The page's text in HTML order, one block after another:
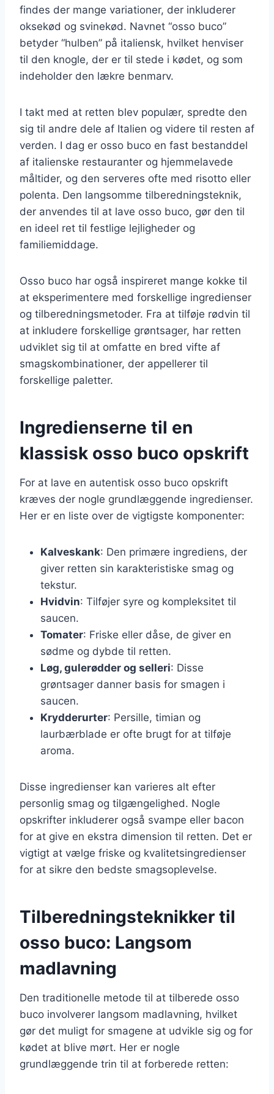
findes der mange variationer, der inkluderer
oksekød og svinekød. Navnet “osso buco”
betyder “hulben” på italiensk, hvilket henviser
til den knogle, der er til stede i kødet, og som
indeholder den lækre benmarv.
I takt med at retten blev populær, spredte den
sig til andre dele af Italien og videre til resten af
verden. I dag er osso buco en fast bestanddel
af italienske restauranter og hjemmelavede
måltider, og den serveres ofte med risotto eller
polenta. Den langsomme tilberedningsteknik,
der anvendes til at lave osso buco, gør den til
en ideel ret til festlige lejligheder og
familiemiddage.
Osso buco har også inspireret mange kokke til
at eksperimentere med forskellige ingredienser
og tilberedningsmetoder. Fra at tilføje rødvin til
at inkludere forskellige grøntsager, har retten
udviklet sig til at omfatte en bred vifte af
smagskombinationer, der appellerer til
forskellige paletter.
Ingredienserne til en
klassisk osso buco opskrift
For at lave en autentisk osso buco opskrift
kræves der nogle grundlæggende ingredienser.
Her er en liste over de vigtigste komponenter:
Kalveskank: Den primære ingrediens, der
giver retten sin karakteristiske smag og
tekstur.
Hvidvin: Tilføjer syre og kompleksitet til
saucen.
Tomater: Friske eller dåse, de giver en
sødme og dybde til retten.
Løg, gulerødder og selleri: Disse
grøntsager danner basis for smagen i
saucen.
Krydderurter: Persille, timian og
laurbærblade er ofte brugt for at tilføje
aroma.
Disse ingredienser kan varieres alt efter
personlig smag og tilgængelighed. Nogle
opskrifter inkluderer også svampe eller bacon
for at give en ekstra dimension til retten. Det er
vigtigt at vælge friske og kvalitetsingredienser
for at sikre den bedste smagsoplevelse.
Tilberedningsteknikker til
osso buco: Langsom
madlavning
Den traditionelle metode til at tilberede osso
buco involverer langsom madlavning, hvilket
gør det muligt for smagene at udvikle sig og for
kødet at blive mørt. Her er nogle
grundlæggende trin til at forberede retten: